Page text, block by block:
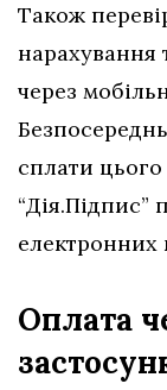
Також
нарахування
через
сплати цього
“Дія.Підпис”
електронних
Оплата